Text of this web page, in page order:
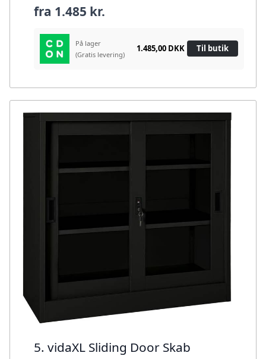
fra 1.485 kr.
På lager
(Gratis levering)
1.485,00 DKK Til butik
5. vidaXL Sliding Door Skab